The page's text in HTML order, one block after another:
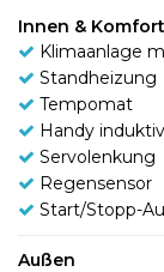
Innen & Komfort
Klimaanlage
Standheizung
Tempomat
Handy
Servolenkung
Regensensor
Start/Stopp-
Außen